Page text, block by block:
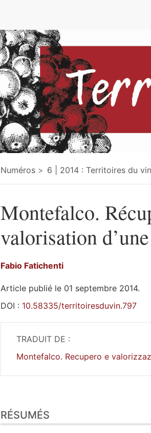
Numéros 6 | 2014 : Territoires du
Montefalco.
valorisation
Fabio Fatichenti
Article publié le 01 septembre 2014.
DOI : 10.58335/territoiresduvin.797
TRADUIT DE :
Montefalco. Recupero e
Plan
Texte
RÉSUMÉS